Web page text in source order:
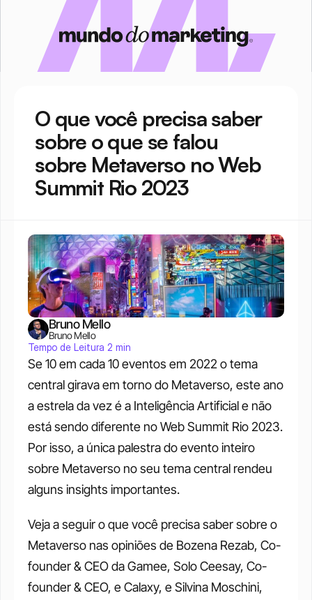
O que você precisa saber
sobre o que se falou
sobre Metaverso no Web
Summit Rio 2023
Se 10 em cada 10 eventos em 2022 o tema
central girava em torno do Metaverso, este ano
a estrela da vez é a Inteligência Artificial e não
está sendo diferente no Web Summit Rio 2023.
Por isso, a única palestra do evento inteiro
sobre Metaverso no seu tema central rendeu
alguns insights importantes.
Veja a seguir o que você precisa saber sobre o
Metaverso nas opiniões de Bozena Rezab, Co-
founder & CEO da Gamee, Solo Ceesay, Co-
founder & CEO, e Calaxy, e Silvina Moschini,
Bruno Mello
Bruno Mello
Tempo de Leitura 2 min